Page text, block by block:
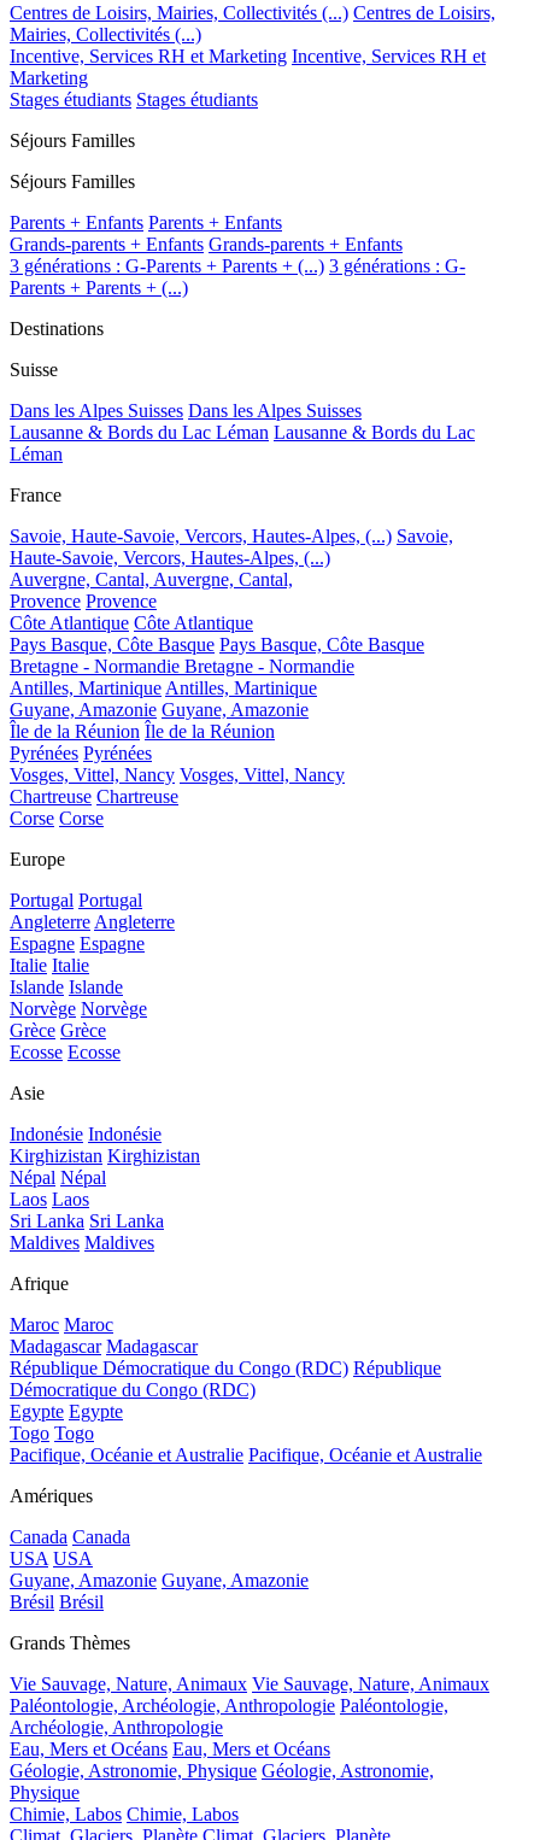
Centres de Loisirs, Mairies, Collectivités (...) Centres de Loisirs,
Mairies, Collectivités (...)
Incentive, Services RH et Marketing Incentive, Services RH et
Marketing
Stages étudiants Stages étudiants
Séjours Familles
Séjours Familles
Parents + Enfants Parents + Enfants
Grands-parents + Enfants Grands-parents + Enfants
3 générations : G-Parents + Parents + (...) 3 générations : G-
Parents + Parents + (...)
Destinations
Suisse
Dans les Alpes Suisses Dans les Alpes Suisses
Lausanne & Bords du Lac Léman Lausanne & Bords du Lac
Léman
France
Savoie, Haute-Savoie, Vercors, Hautes-Alpes, (...) Savoie,
Haute-Savoie, Vercors, Hautes-Alpes, (...)
Auvergne, Cantal, Auvergne, Cantal,
Provence Provence
Côte Atlantique Côte Atlantique
Pays Basque, Côte Basque Pays Basque, Côte Basque
Bretagne - Normandie Bretagne - Normandie
Antilles, Martinique Antilles, Martinique
Guyane, Amazonie Guyane, Amazonie
Île de la Réunion Île de la Réunion
Pyrénées Pyrénées
Vosges, Vittel, Nancy Vosges, Vittel, Nancy
Chartreuse Chartreuse
Corse Corse
Europe
Portugal Portugal
Angleterre Angleterre
Espagne Espagne
Italie Italie
Islande Islande
Norvège Norvège
Grèce Grèce
Ecosse Ecosse
Asie
Indonésie Indonésie
Kirghizistan Kirghizistan
Népal Népal
Laos Laos
Sri Lanka Sri Lanka
Maldives Maldives
Afrique
Maroc Maroc
Madagascar Madagascar
République Démocratique du Congo (RDC) République
Démocratique du Congo (RDC)
Egypte Egypte
Togo Togo
Pacifique, Océanie et Australie Pacifique, Océanie et Australie
Amériques
Canada Canada
USA USA
Guyane, Amazonie Guyane, Amazonie
Brésil Brésil
Grands Thèmes
Vie Sauvage, Nature, Animaux Vie Sauvage, Nature, Animaux
Paléontologie, Archéologie, Anthropologie Paléontologie,
Archéologie, Anthropologie
Eau, Mers et Océans Eau, Mers et Océans
Géologie, Astronomie, Physique Géologie, Astronomie,
Physique
Chimie, Labos Chimie, Labos
Climat, Glaciers, Planète Climat, Glaciers, Planète